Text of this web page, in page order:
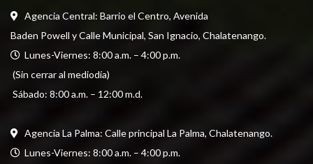
Agencia Central: Barrio el Centro, Avenida
Baden Powell y Calle Municipal, San Ignacio, Chalatenango.
  Lunes-Viernes: 8:00 a.m. – 4:00 p.m.
(Sin cerrar al mediodía)
Sábado: 8:00 a.m. – 12:00 m.d.
Agencia La Palma: Calle principal La Palma, Chalatenango.
  Lunes-Viernes: 8:00 a.m. – 4:00 p.m.